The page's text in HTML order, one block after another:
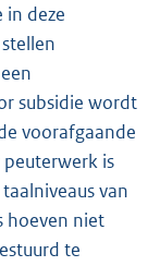
in deze
subsidie wordt
voorafgaande
is
van
hoeven niet
te